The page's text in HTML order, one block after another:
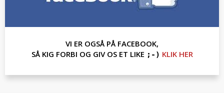
VI ER OGSÅ PÅ FACEBOOK,
SÅ KIG FORBI OG GIV OS ET LIKE ;-) KLIK HER